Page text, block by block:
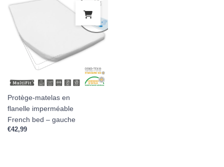
Protège-matelas en
flanelle imperméable
French bed – gauche
€42,99